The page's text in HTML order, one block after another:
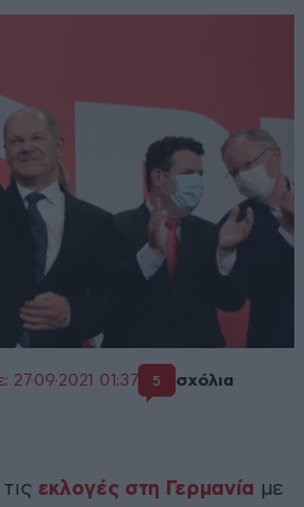
27·09·2021 01:37 5 σχόλια
εκλογές στη Γερμανία με